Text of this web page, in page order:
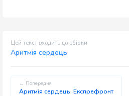
Цей текст входить до збірки
Аритмія сердець
← Попередня
Аритмія сердець. Експрефронт